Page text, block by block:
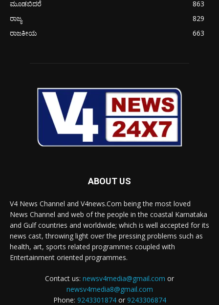
ಮೂಡಬಿದರೆ
863
ರಾಜ್ಯ
829
ರಾಜಕೀಯ
663
ABOUT US
V4 News Channel and V4news.Com being the most loved
News Channel and web of the people in the coastal Karnataka
and Gulf countries and worldwide; which is well accepted for its
news cast, throwing light over the pressing problems such as
health, art, sports related programmes coupled with
Entertainment oriented programmes.
Contact us: newsv4media@gmail.com or
newsv4media8@gmail.com
Phone: 9243301874or 9243306874